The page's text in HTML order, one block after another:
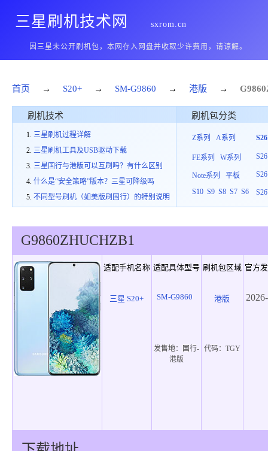
三星刷机技术网 sxrom.cn
因三星未公开刷机包，本网存入网盘并收取少许费用，请谅解。
首页 → S20+ → SM-G9860 → 港版 → G9860
刷机技术
三星刷机过程详解
三星刷机工具及USB驱动下载
三星国行与港版可以互刷吗？有什么区别
什么是“安全策略”版本？三星可降级吗
不同型号刷机（如美版刷国行）的特别说明
刷机包分类
Z系列 A系列
FE系列 W系列
Note系列
平板
S10 S9 S8 S7 S6
S26
G9860ZHUCHZB1
适配手机名称 适配具体型号 刷机包区域 官方
三星 S20+ SM-G9860 港版
发售地：
国行-
港版
代码： TGY